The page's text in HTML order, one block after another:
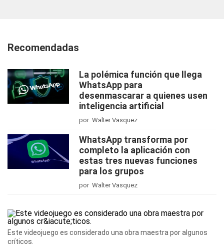
Recomendadas
La polémica función que llega
WhatsApp para
desenmascarar a quienes usen
inteligencia artificial
por Walter Vasquez
WhatsApp transforma por
completo la aplicación con
estas tres nuevas funciones
para los grupos
por Walter Vasquez
Este videojuego es considerado una obra maestra por algunos
críticos.